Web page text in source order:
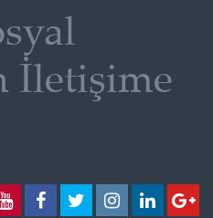
İletişime